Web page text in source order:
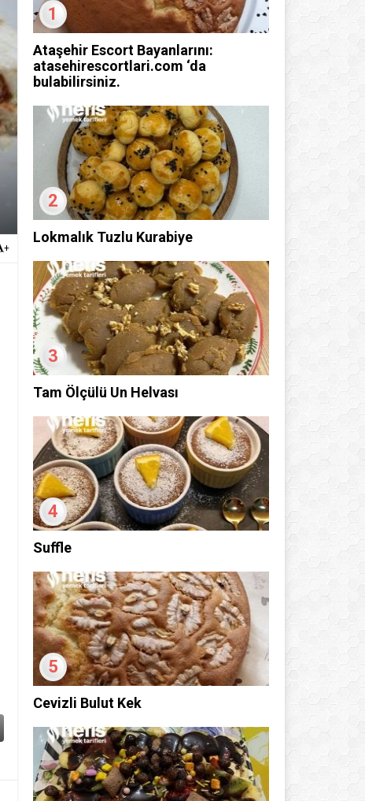
+
1
Ataşehir Escort Bayanlarını:
atasehirescortlari.com ‘da
bulabilirsiniz.
2
Lokmalık Tuzlu Kurabiye
3
Tam Ölçülü Un Helvası
4
Suffle
5
Cevizli Bulut Kek